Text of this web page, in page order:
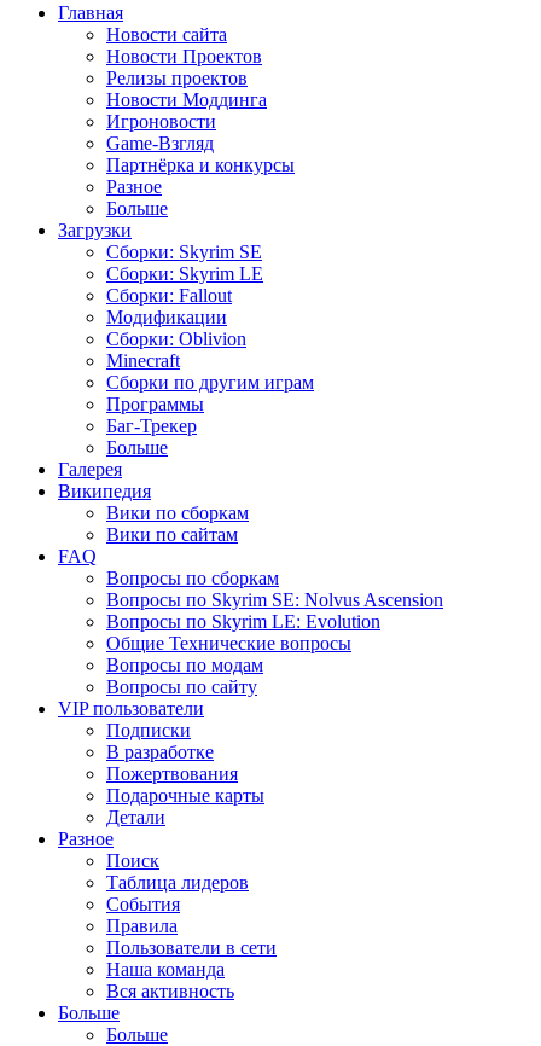
Главная
Новости сайта
Новости Проектов
Релизы проектов
Новости Моддинга
Игроновости
Game-Взгляд
Партнёрка и конкурсы
Разное
Больше
Загрузки
Сборки: Skyrim SE
Сборки: Skyrim LE
Сборки: Fallout
Модификации
Сборки: Oblivion
Minecraft
Сборки по другим играм
Программы
Баг-Трекер
Больше
Галерея
Википедия
Вики по сборкам
Вики по сайтам
FAQ
Вопросы по сборкам
Вопросы по Skyrim SE: Nolvus Ascension
Вопросы по Skyrim LE: Evolution
Общие Технические вопросы
Вопросы по модам
Вопросы по сайту
VIP пользователи
Подписки
В разработке
Пожертвования
Подарочные карты
Детали
Разное
Поиск
Таблица лидеров
События
Правила
Пользователи в сети
Наша команда
Вся активность
Больше
Больше